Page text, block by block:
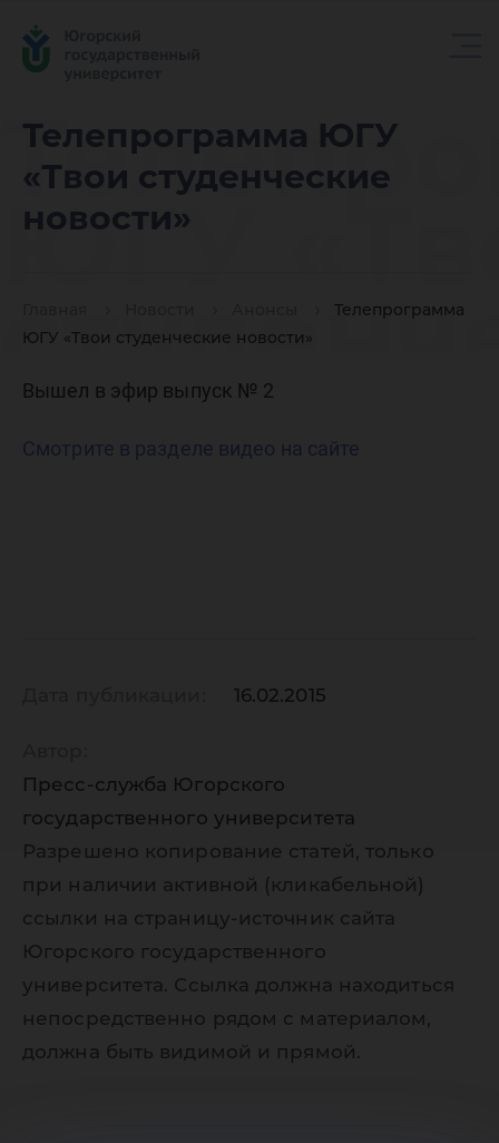
Телепрограмма ЮГУ
«Твои студенческие
новости»
Телепрограмма
ЮГУ «Твои студенческие новости»
ЮГУ
Вышел в эфир выпуск № 2
Смотрите в разделе видео на сайте
16.02.2015
Пресс-служба Югорского
государственного университета
Разрешено копирование статей, только
при наличии активной (кликабельной)
ссылки на страницу-источник сайта
Югорского государственного
университета. Ссылка должна находиться
непосредственно рядом с материалом,
должна быть видимой и прямой.